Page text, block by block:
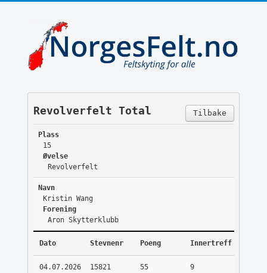
Tilbake
Revolverfelt Total
Plass
15
Øvelse
Revolverfelt
Navn
Kristin Wang
Forening
Aron Skytterklubb
Dato Stevnenr Poeng Innertreff
04.07.2026 15821 55 9